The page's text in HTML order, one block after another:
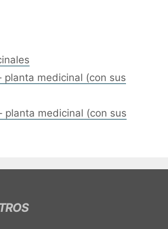
planta medicinal (con sus
planta medicinal (con sus